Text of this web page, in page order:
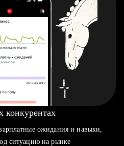
конкурентах
ожидания и навыки,
ситуацию на рынке